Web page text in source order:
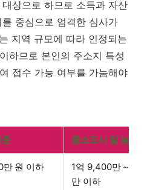
상으로 하므로 소득과 자산
중심으로 엄격한 심사가
지역 규모에 따라 인정되는
하므로 본인의 주소지 특성
접수 가능 여부를 가늠해야
중소도시 및 농어촌
만 원 이하
1억 9,400만 ~ 1
만 이하